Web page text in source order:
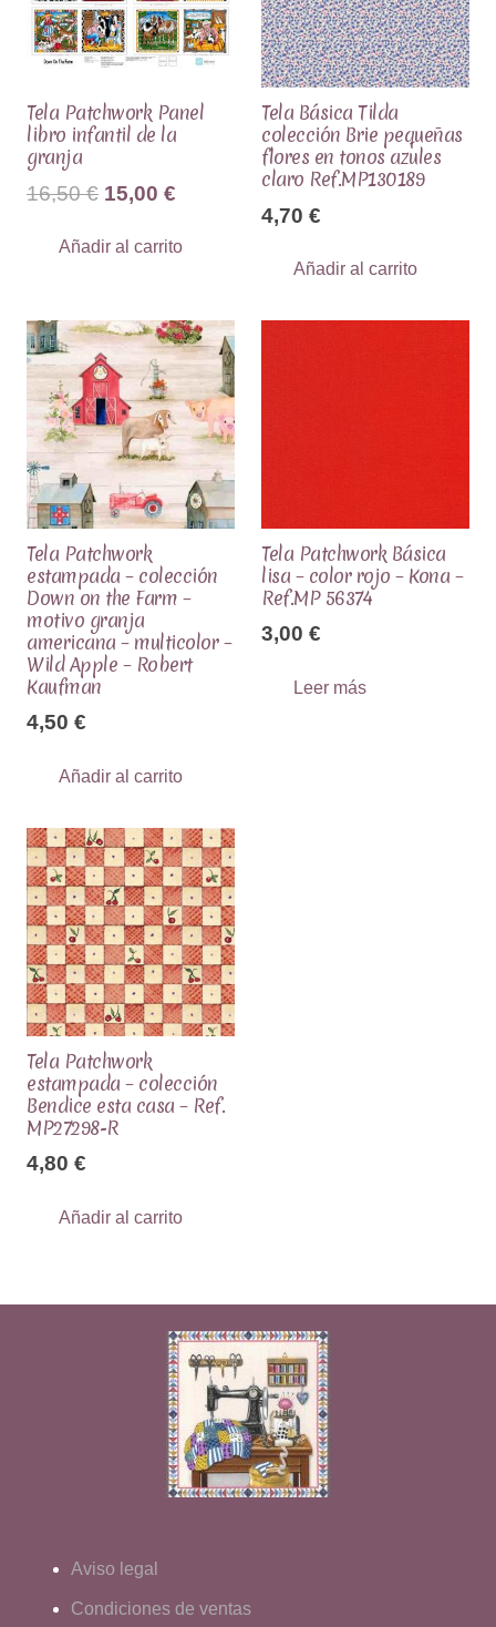
Tela Patchwork Panel
libro infantil de la
granja
16,50€ El
original
15,00 €
actual
Añadir al carrito
Tela Básica Tilda
colección Brie pequeñas
flores en tonos azules
claro Ref.MP130189
4,70 €
Añadir al carrito
Tela Patchwork
estampada – colección
Down on the Farm –
motivo granja
americana – multicolor –
Wild Apple – Robert
Kaufman
4,50 €
Añadir al carrito
Tela Patchwork Básica
lisa – color rojo – Kona –
Ref.MP 56374
3,00 €
Leer más
Tela Patchwork
estampada – colección
Bendice esta casa – Ref.
MP27298-R
4,80 €
Añadir al carrito
Aviso legal
Condiciones de ventas